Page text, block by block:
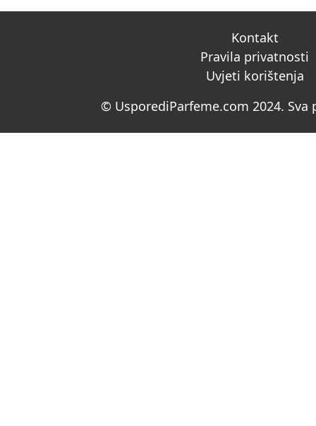
Kontakt
Pravila privatnosti
Uvjeti korištenja
© UsporediParfeme.com 2024. Sva